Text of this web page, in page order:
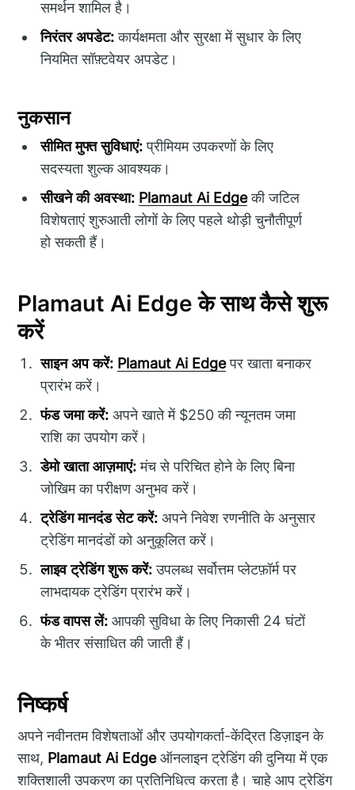
समर्थन शामिल है।
निरंतर अपडेट:कार्यक्षमता और सुरक्षा में सुधार के लिए
नियमित सॉफ़्टवेयर अपडेट।
नुकसान
सीमित मुफ्त सुविधाएं:प्रीमियम उपकरणों के लिए
सदस्यता शुल्क आवश्यक।
सीखने की अवस्था: Plamaut Ai Edgeकी जटिल
विशेषताएं शुरुआती लोगों के लिए पहले थोड़ी चुनौतीपूर्ण
हो सकती हैं।
Plamaut Ai Edge के साथ कैसे शुरू
करें
साइन अप करें: Plamaut Ai Edgeपर खाता बनाकर
प्रारंभ करें।
फंड जमा करें: अपने खाते में $250 की न्यूनतम जमा
राशि का उपयोग करें।
डेमो खाता आज़माएं:मंच से परिचित होने के लिए बिना
जोखिम का परीक्षण अनुभव करें।
ट्रेडिंग मानदंड सेट करें: अपने निवेश रणनीति के अनुसार
ट्रेडिंग मानदंडों को अनुकूलित करें।
लाइव ट्रेडिंग शुरू करें:उपलब्ध सर्वोत्तम प्लेटफ़ॉर्म पर
लाभदायक ट्रेडिंग प्रारंभ करें।
फंड वापस लें: आपकी सुविधा के लिए निकासी 24 घंटों
के भीतर संसाधित की जाती हैं।
निष्कर्ष
अपने नवीनतम विशेषताओं और उपयोगकर्ता-केंद्रित डिज़ाइन के
साथ, Plamaut Ai Edgeऑनलाइन ट्रेडिंग की दुनिया में एक
शक्तिशाली उपकरण का प्रतिनिधित्व करता है। चाहे आप ट्रेडिंग